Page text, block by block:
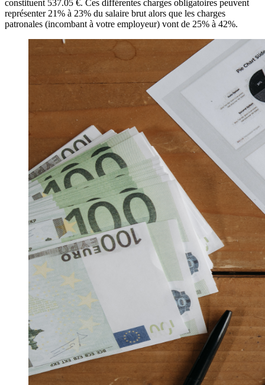
constituent 537.05 €. Ces différentes charges obligatoires peuvent
représenter 21% à 23% du salaire brut alors que les charges
patronales (incombant à votre employeur) vont de 25% à 42%.